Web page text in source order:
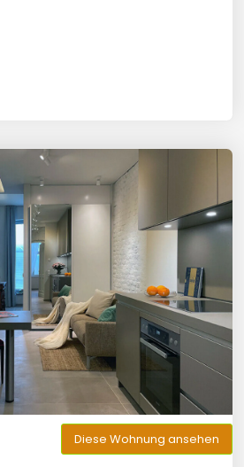
Diese Wohnung ansehen